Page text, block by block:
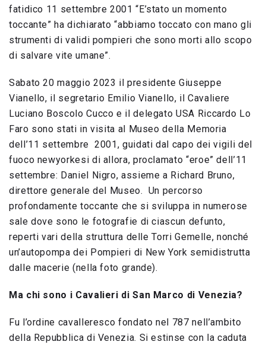
fatidico 11 settembre 2001 “E’stato un momento
toccante” ha dichiarato “abbiamo toccato con mano gli
strumenti di validi pompieri che sono morti allo scopo
di salvare vite umane”.
Sabato 20 maggio 2023 il presidente Giuseppe
Vianello, il segretario Emilio Vianello, il Cavaliere
Luciano Boscolo Cucco e il delegato USA Riccardo Lo
Faro sono stati in visita al Museo della Memoria
dell’11 settembre 2001, guidati dal capo dei vigili del
fuoco newyorkesi di allora, proclamato “eroe” dell’11
settembre: Daniel Nigro, assieme a Richard Bruno,
direttore generale del Museo. Un percorso
profondamente toccante che si sviluppa in numerose
sale dove sono le fotografie di ciascun defunto,
reperti vari della struttura delle Torri Gemelle, nonché
un’autopompa dei Pompieri di New York semidistrutta
dalle macerie (nella foto grande).
Ma chi sono i Cavalieri di San Marco di Venezia?
Fu l’ordine cavalleresco fondato nel 787 nell’ambito
della Repubblica di Venezia. Si estinse con la caduta